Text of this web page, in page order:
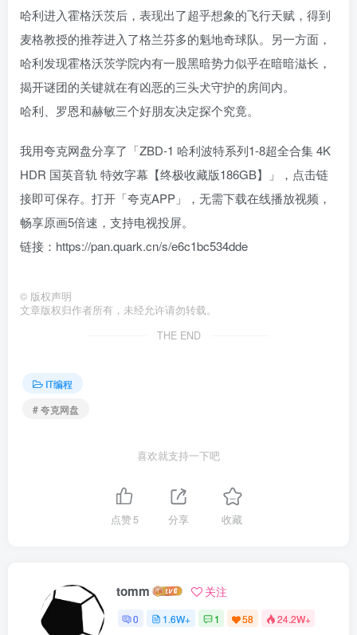
哈利进入霍格沃茨后，表现出了超乎想象的飞行天赋，得到
麦格教授的推荐进入了格兰芬多的魁地奇球队。另一方面，
哈利发现霍格沃茨学院内有一股黑暗势力似乎在暗暗滋长，
揭开谜团的关键就在有凶恶的三头犬守护的房间内。
哈利、罗恩和赫敏三个好朋友决定探个究竟。
我用夸克网盘分享了「ZBD-1 哈利波特系列1-8超全合集 4K
HDR 国英音轨 特效字幕【终极收藏版186GB】」，点击链
接即可保存。打开「夸克APP」，无需下载在线播放视频，
畅享原画5倍速，支持电视投屏。
链接：https://pan.quark.cn/s/e6c1bc534dde
© 版权声明
文章版权归作者所有，未经允许请勿转载。
THE END
IT编程
# 夸克网盘
喜欢就支持一下吧
点赞5 分享 收藏
tomm 关注
0 1.6W+ 1 58 24.2W+